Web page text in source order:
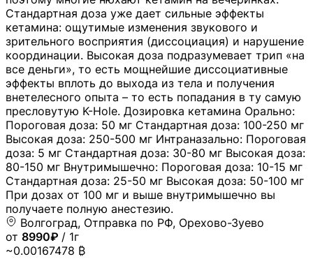
Стандартная доза уже дает сильные эффекты
кетамина: ощутимые изменения звукового и
зрительного восприятия (диссоциация) и нарушение
координации. Высокая доза подразумевает трип «на
все деньги», то есть мощнейшие диссоциативные
эффекты вплоть до выхода из тела и получения
внетелесного опыта – то есть попадания в ту самую
пресловутую K-Hole. Дозировка кетамина Орально:
Пороговая доза: 50 мг Стандартная доза: 100-250 мг
Высокая доза: 250-500 мг Интраназально: Пороговая
доза: 5 мг Стандартная доза: 30-80 мг Высокая доза:
80-150 мг Внутримышечно: Пороговая доза: 10-15 мг
Стандартная доза: 25-50 мг Высокая доза: 50-100 мг
При дозах от 100 мг и выше внутримышечно вы
получаете полную анестезию.
Волгоград, Отправка по РФ, Орехово-Зуево
от 8990₽ / 1г
~0.00167478 ₿